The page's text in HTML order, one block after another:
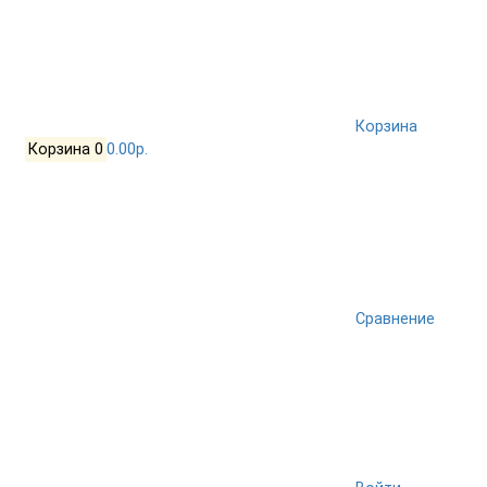
Корзина
Корзина 0 0.00р.
Сравнение